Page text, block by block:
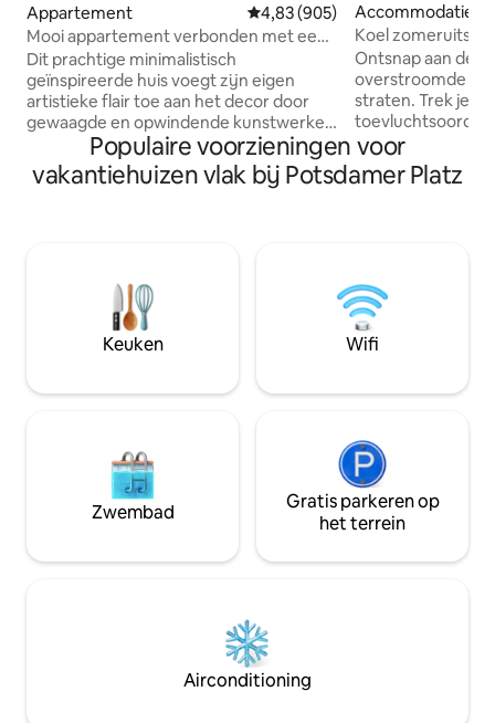
Appartement Gemiddelde beoordeling van
4,83 (905)
Mooi appartement verbonden met een
kunstgalerie
Dit prachtige minimalistisch
geïnspireerde huis voegt zijn eigen
artistieke flair toe aan het decor door
gewaagde en opwindende kunstwerken
in elke kamer te plaatsen. Met
hardhouten vloeren en zwart-witte
armaturen heeft elke ruimte een
terwijl ze in de populaire wijk Mitte in
Berlijn wonen. De galerij en het
appartement zijn eigendom van een
kunstenaar, die de ruimte ontwierp om
toegang tot de hele galerij, maar te huur
keuken, een gecombineerde
woonslaapkamer met een ligbad in
loftstijl en een aparte badkamer met
douche. Het andere slaapgedeelte kan
wanden en heeft ook een extra
gasten persoonlijk te verwelkomen en
hen rond te leiden en hen te helpen aan
de slag te gaan in Berlijn. Omdat we ook
Accommodatie
Koel
Kreuzberg
Ontsnap aan de
overstroomde
straten. Trek je
toevluchtsoord
geïsoleerd tegen
zomerhitte. Duik
water van je
een verfrissende
bieden. Deze
over een
loungeruimte,
Populaire voorzieningen voor
vakantiehuizen vlak bij Potsdamer Platz
Keuken Wifi
Zwembad
Gratis parkeren op
het terrein
Airconditioning